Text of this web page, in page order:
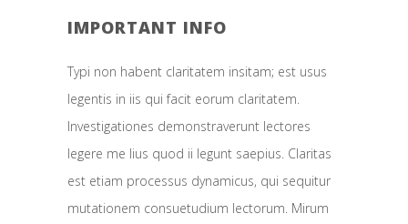
IMPORTANT INFO
Typi non habent claritatem insitam; est usus
legentis in iis qui facit eorum claritatem.
Investigationes demonstraverunt lectores
legere me lius quod ii legunt saepius. Claritas
est etiam processus dynamicus, qui sequitur
mutationem consuetudium lectorum. Mirum